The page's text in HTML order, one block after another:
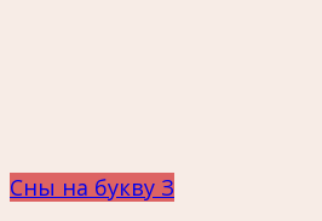
Сны на букву З